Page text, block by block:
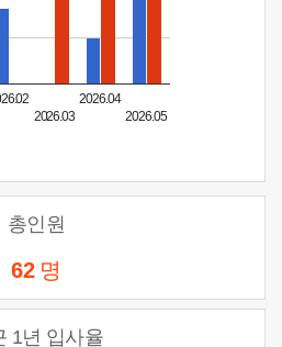
2026.03
2026.04
2026.05
총인원
62 명
1년 입사율